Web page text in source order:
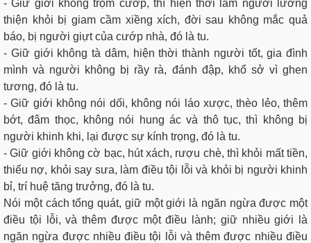
- Giữ giới không trộm cướp, thì hiện thời làm người lương
thiện khỏi bị giam cầm xiềng xích, đời sau không mắc quả
báo, bị người giựt của cướp nhà, đó là tu.
- Giữ giới không tà dâm, hiện thời thành người tốt, gia đình
mình và người không bị rầy rà, đánh đập, khổ sở vì ghen
tương, đó là tu.
- Giữ giới không nói dối, không nói láo xược, thèo lẻo, thêm
bớt, đâm thọc, không nói hung ác và thô tục, thì không bị
người khinh khi, lại được sự kính trọng, đó là tu.
- Giữ giới không cờ bạc, hút xách, rượu chè, thì khỏi mất tiền,
thiếu nợ, khỏi say sưa, làm điều tội lỗi và khỏi bị người khinh
bỉ, trí huệ tăng trưởng, đó là tu.
Nói một cách tổng quát, giữ một giới là ngăn ngừa được một
điều tội lỗi, và thêm được một điều lành; giữ nhiều giới là
ngăn ngừa được nhiều điều tội lỗi và thêm được nhiều điều